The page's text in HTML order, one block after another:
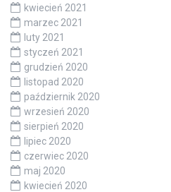
kwiecień 2021
marzec 2021
luty 2021
styczeń 2021
grudzień 2020
listopad 2020
październik 2020
wrzesień 2020
sierpień 2020
lipiec 2020
czerwiec 2020
maj 2020
kwiecień 2020